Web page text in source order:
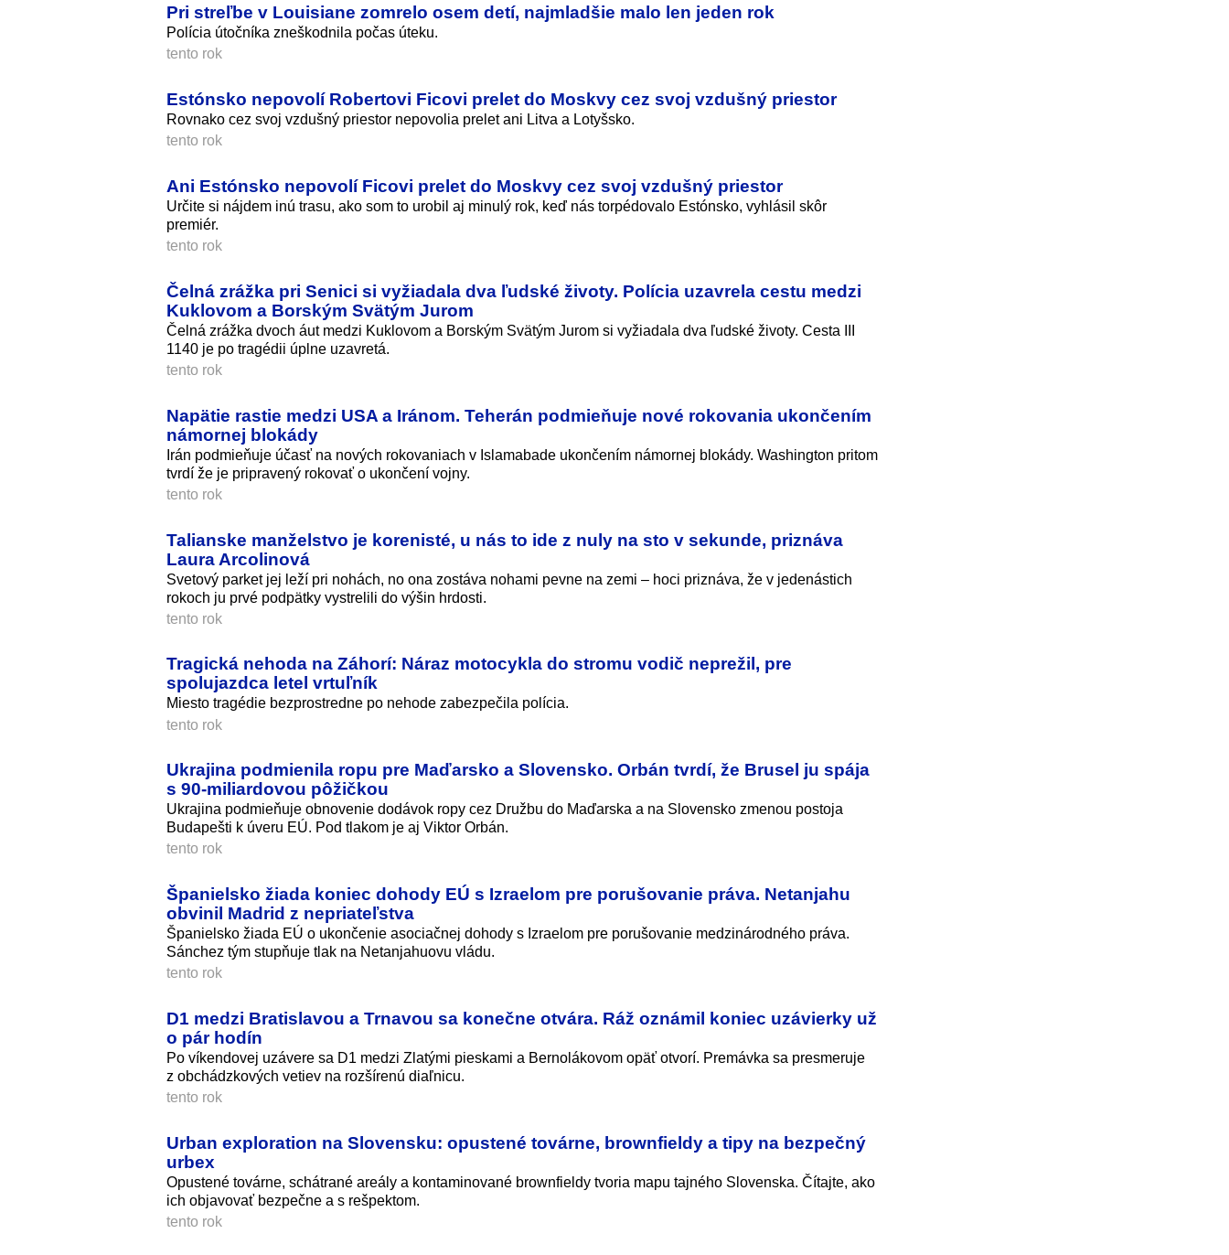
Pri streľbe v Louisiane zomrelo osem detí, najmladšie malo len jeden rok
Polícia útočníka zneškodnila počas úteku.
tento rok
Estónsko nepovolí Robertovi Ficovi prelet do Moskvy cez svoj vzdušný priestor
Rovnako cez svoj vzdušný priestor nepovolia prelet ani Litva a Lotyšsko.
tento rok
Ani Estónsko nepovolí Ficovi prelet do Moskvy cez svoj vzdušný priestor
Určite si nájdem inú trasu, ako som to urobil aj minulý rok, keď nás torpédovalo Estónsko, vyhlásil skôr
premiér.
tento rok
Čelná zrážka pri Senici si vyžiadala dva ľudské životy. Polícia uzavrela cestu medzi
Kuklovom a Borským Svätým Jurom
Čelná zrážka dvoch áut medzi Kuklovom a Borským Svätým Jurom si vyžiadala dva ľudské životy. Cesta III
1140 je po tragédii úplne uzavretá.
tento rok
Napätie rastie medzi USA a Iránom. Teherán podmieňuje nové rokovania ukončením
námornej blokády
Irán podmieňuje účasť na nových rokovaniach v Islamabade ukončením námornej blokády. Washington pritom
tvrdí že je pripravený rokovať o ukončení vojny.
tento rok
Talianske manželstvo je korenisté, u nás to ide z nuly na sto v sekunde, priznáva
Laura Arcolinová
Svetový parket jej leží pri nohách, no ona zostáva nohami pevne na zemi – hoci priznáva, že v jedenástich
rokoch ju prvé podpätky vystrelili do výšin hrdosti.
tento rok
Tragická nehoda na Záhorí: Náraz motocykla do stromu vodič neprežil, pre
spolujazdca letel vrtuľník
Miesto tragédie bezprostredne po nehode zabezpečila polícia.
tento rok
Ukrajina podmienila ropu pre Maďarsko a Slovensko. Orbán tvrdí, že Brusel ju spája
s 90-miliardovou pôžičkou
Ukrajina podmieňuje obnovenie dodávok ropy cez Družbu do Maďarska a na Slovensko zmenou postoja
Budapešti k úveru EÚ. Pod tlakom je aj Viktor Orbán.
tento rok
Španielsko žiada koniec dohody EÚ s Izraelom pre porušovanie práva. Netanjahu
obvinil Madrid z nepriateľstva
Španielsko žiada EÚ o ukončenie asociačnej dohody s Izraelom pre porušovanie medzinárodného práva.
Sánchez tým stupňuje tlak na Netanjahuovu vládu.
tento rok
D1 medzi Bratislavou a Trnavou sa konečne otvára. Ráž oznámil koniec uzávierky už
o pár hodín
Po víkendovej uzávere sa D1 medzi Zlatými pieskami a Bernolákovom opäť otvorí. Premávka sa presmeruje
z obchádzkových vetiev na rozšírenú diaľnicu.
tento rok
Urban exploration na Slovensku: opustené továrne, brownfieldy a tipy na bezpečný
urbex
Opustené továrne, schátrané areály a kontaminované brownfieldy tvoria mapu tajného Slovenska. Čítajte, ako
ich objavovať bezpečne a s rešpektom.
tento rok